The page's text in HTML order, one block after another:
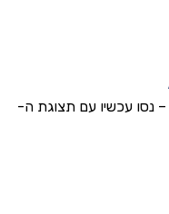
נסו עכשיו עם תצוגת ה-